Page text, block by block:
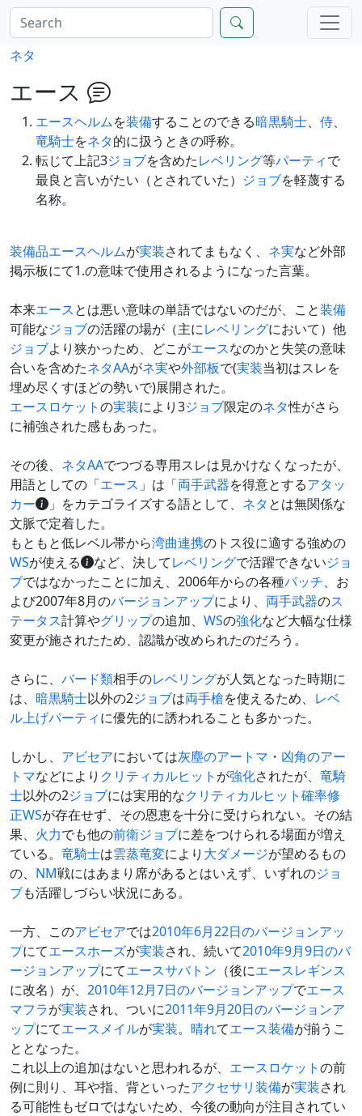
ネタ
エース
エースヘルムを装備することのできる暗黒騎士、 侍、
竜騎士をネタ的に扱うときの呼称。
転じて上記3ジョブを含めたレベリング等パーティで
最良と言いがたい（とされていた） ジョブを軽蔑する
名称。
装備品エースヘルムが実装されてまもなく、 ネ実など外部
掲示板にて1.の意味で使用されるようになった言葉。
本来エースとは悪い意味の単語ではないのだが、こと装備
可能なジョブの活躍の場が（主にレベリングにおいて）他
ジョブより狭かっため、どこがエースなのかと失笑の意味
合いを含めたネタAAがネ実や外部板で(実装当初はスレを
埋め尽くすほどの勢いで)展開された。
エースロケットの実装により3ジョブ限定のネタ性がさら
に補強された感もあった。
その後、 ネタAAでつづる専用スレは見かけなくなったが、
用語としての「エース 」は「両手武器を得意とするアタッ
カー
」をカテゴライズする語として、 ネタとは無関係な
文脈で定着した。
もともと低レベル帯から湾曲連携のトス役に適する強めの
WSが使える など、決してレベリングで活躍できないジョ
ブではなかったことに加え、2006年からの各種パッチ、お
よび2007年8月のバージョンアップにより、 両手武器のス
テータス計算やグリップの追加、 WSの強化など大幅な仕様
変更が施されたため、認識が改められたのだろう。
さらに、 バード類相手のレベリングが人気となった時期に
は、 暗黒騎士以外の2ジョブは両手槍を使えるため、 レベ
ル上げパーティに優先的に誘われることも多かった。
しかし、 アビセアにおいては灰塵のアートマ ・ 凶角のアー
トマなどにより クリティカルヒット が強化されたが、 竜騎
士以外の2ジョブには実用的なクリティカルヒット確率修
正WSが存在せず、その恩恵を十分に受けられない。その結
果、 火力でも他の前衛ジョブに差をつけられる場面が増え
ている。 竜騎士は雲蒸竜変により 大ダメージが望めるもの
の、 NM戦にはあまり席があるとはいえず、いずれのジョ
ブも活躍しづらい状況にある。
一方、このアビセアでは2010年6月22日のバージョンアッ
プにてエースホーズが実装され、続いて2010年9月9日のバ
ージョンアップにてエースサバトン （後にエースレギンス
に改名）が、 2010年12月7日のバージョンアップでエース
マフラが実装され、ついに2011年9月20日のバージョンア
ップにてエースメイルが実装。 晴れてエース装備が揃うこ
ととなった。
これ以上の追加はないと思われるが、 エースロケットの前
例に則り、耳や指、背といったアクセサリ装備が実装され
る可能性もゼロではないため、今後の動向が注目されてい